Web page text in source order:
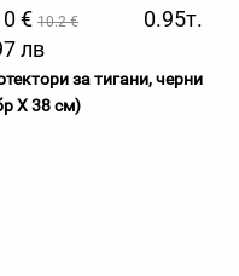
€ 10.2 €
0.95т.
лв
за тигани, черни
Х 38 см)